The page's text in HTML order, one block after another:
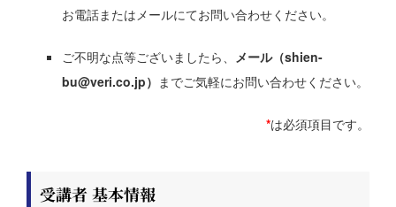
お電話またはメールにてお問い合わせください。
ご不明な点等ございましたら、 メール（shien-
bu@veri.co.jp） までご気軽にお問い合わせください。
*は必須項目です。
受講者 基本情報